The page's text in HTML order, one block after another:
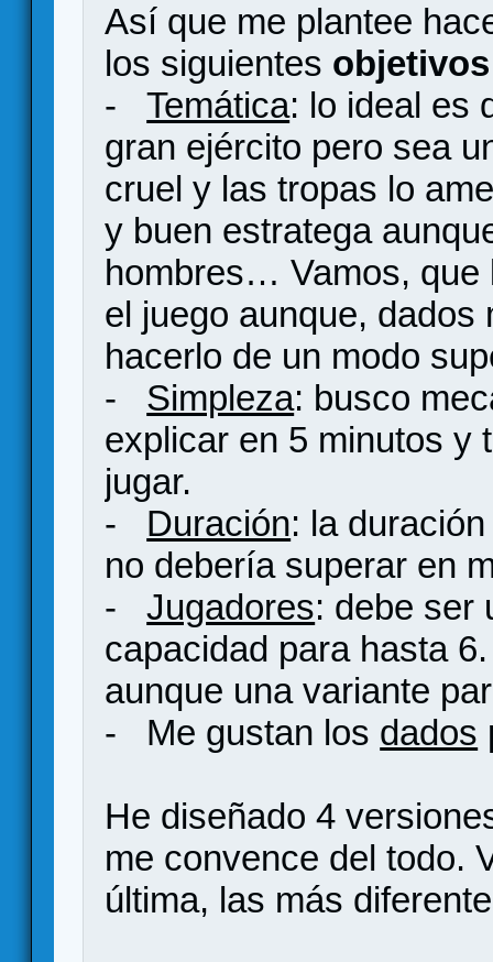
Así que me plantee
los siguientes objetivos
-Temática: lo ideal es
gran ejército pero sea
cruel y las tropas lo
y buen estratega
hombres… Vamos, que
el juego aunque,
hacerlo de un modo
- Simpleza: busco
explicar en 5 minutos y
jugar.
- Duración: la
no debería superar en
-Jugadores: debe ser
capacidad para hasta
aunque una variante
- Me gustan los dados
He diseñado 4
me convence del todo.
última, las más